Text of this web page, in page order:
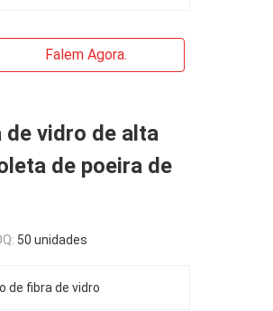
Falem Agora.
vidro de alta
de poeira de
50 unidades
de fibra de vidro